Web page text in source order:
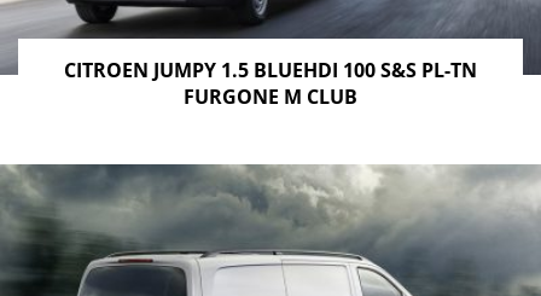
CITROEN JUMPY 1.5 BLUEHDI 100 S&S PL-TN
FURGONE M CLUB